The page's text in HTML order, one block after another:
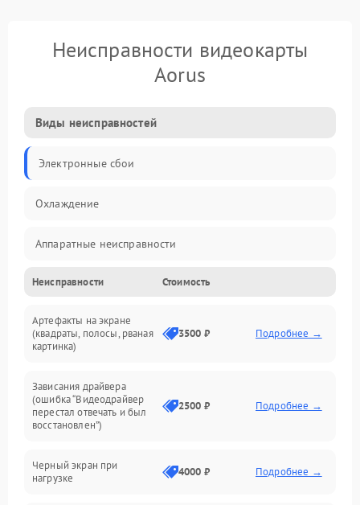
Неисправности видеокарты
Aorus
Виды неисправностей
Электронные сбои
Охлаждение
Аппаратные неисправности
Перегрев и термопроблемы
Видео
Интерфейсные и коммуникационные проблемы
Электропитание
Неисправности Стоимость
Артефакты на экране
(квадраты, полосы, рваная
картинка)
3500 ₽ Подробнее →
Зависания драйвера
(ошибка “Видеодрайвер
перестал отвечать и был
восстановлен”)
2500 ₽ Подробнее →
Черный экран при
нагрузке
4000 ₽ Подробнее →